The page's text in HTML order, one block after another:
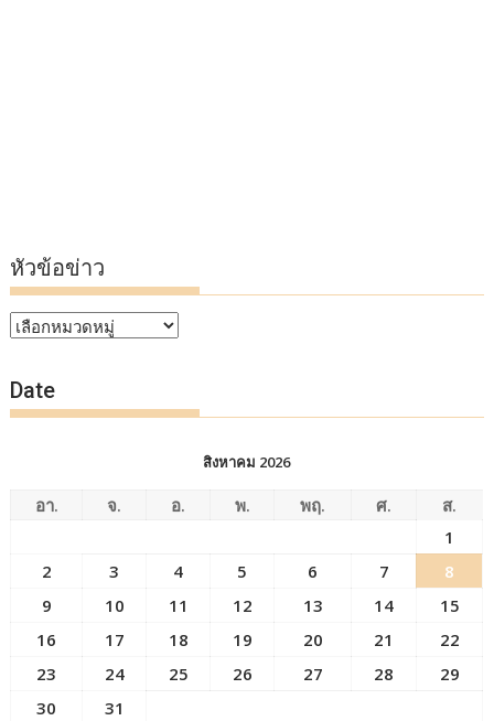
หัวข้อข่าว
หัวข้อ
Date
สิงหาคม 2026
อา. จ. อ. พ. พฤ. ศ.
ส.
1
2
3 4 5 6 7
8
9
10 11 12 13 14
15
16
17 18 19 20 21
22
23
24 25 26 27 28
29
30
31